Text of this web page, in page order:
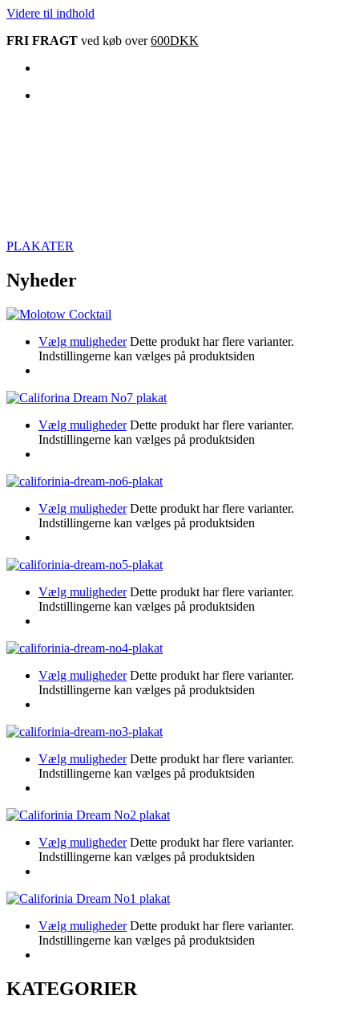
Videre til indhold
FRI FRAGT ved køb over600DKK
PLAKATER
Nyheder
Vælg muligheder Dette produkt har flere varianter.
Indstillingerne kan vælges på produktsiden
Vælg muligheder Dette produkt har flere varianter.
Indstillingerne kan vælges på produktsiden
Vælg muligheder Dette produkt har flere varianter.
Indstillingerne kan vælges på produktsiden
Vælg muligheder Dette produkt har flere varianter.
Indstillingerne kan vælges på produktsiden
Vælg muligheder Dette produkt har flere varianter.
Indstillingerne kan vælges på produktsiden
Vælg muligheder Dette produkt har flere varianter.
Indstillingerne kan vælges på produktsiden
Vælg muligheder Dette produkt har flere varianter.
Indstillingerne kan vælges på produktsiden
Vælg muligheder Dette produkt har flere varianter.
Indstillingerne kan vælges på produktsiden
KATEGORIER